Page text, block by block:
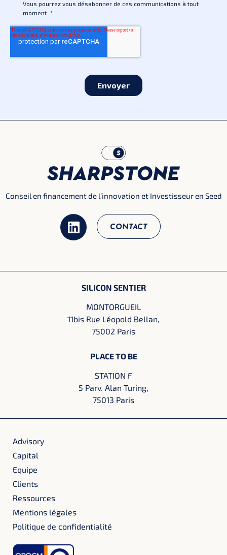
Conseil en financement de l’innovation et Investisseur en Seed
CONTACT
SILICON SENTIER
MONTORGUEIL
11bis Rue Léopold Bellan,
75002 Paris
PLACE TO BE
STATION F
5 Parv. Alan Turing,
75013 Paris
Advisory
Capital
Equipe
Clients
Ressources
Mentions légales
Politique de confidentialité